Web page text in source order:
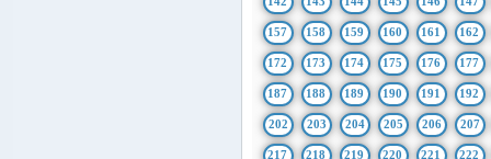
157 158 159 160 161 162
172 173 174 175 176 177
187 188 189 190 191 192
202 203 204 205 206 207
217 218 219 220 221 222